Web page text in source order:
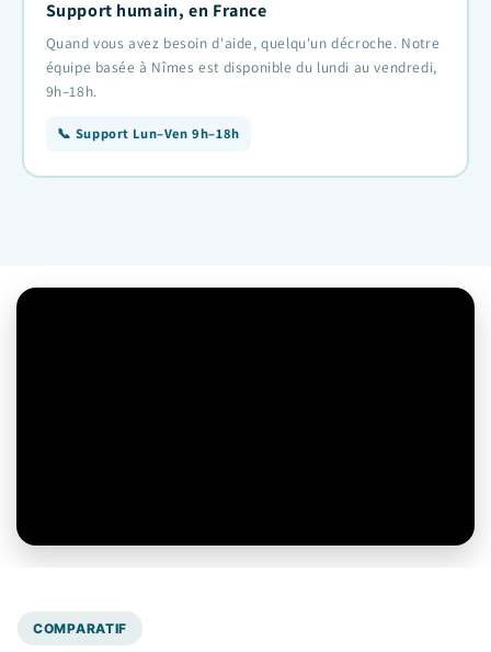
Support humain, en France
Quand vous avez besoin d'aide, quelqu'un décroche. Notre
équipe basée à Nîmes est disponible du lundi au vendredi,
9h–18h.
📞 Support Lun–Ven 9h–18h
COMPARATIF